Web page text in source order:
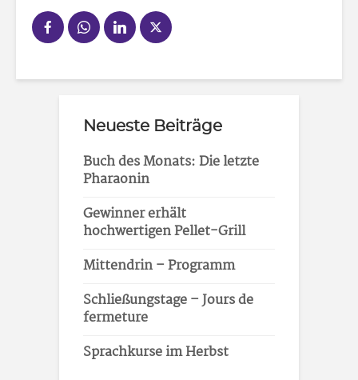
Neueste Beiträge
Buch des Monats: Die letzte
Pharaonin
Gewinner erhält
hochwertigen Pellet-Grill
Mittendrin – Programm
Schließungstage – Jours de
fermeture
Sprachkurse im Herbst